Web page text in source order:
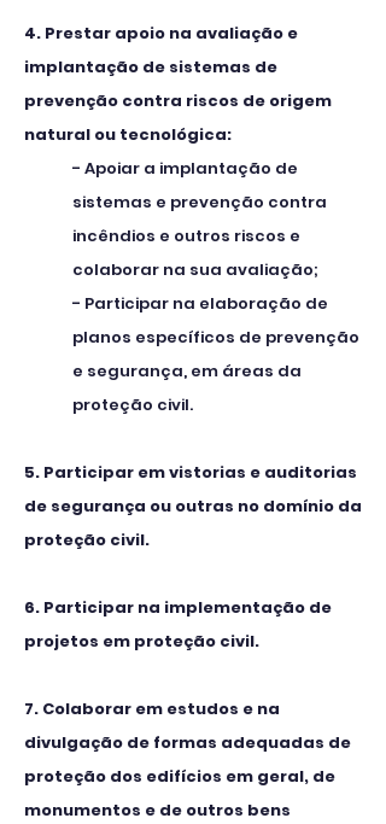
4. Prestar apoio na avaliação e
implantação de sistemas de
prevenção contra riscos de origem
natural ou tecnológica:
- Apoiar a implantação de
sistemas e prevenção contra
incêndios e outros riscos e
colaborar na sua avaliação;
- Participar na elaboração de
planos específicos de prevenção
e segurança, em áreas da
proteção civil.
5. Participar em vistorias e auditorias
de segurança ou outras no domínio da
proteção civil.
6. Participar na implementação de
projetos em proteção civil.
7. Colaborar em estudos e na
divulgação de formas adequadas de
proteção dos edifícios em geral, de
monumentos e de outros bens